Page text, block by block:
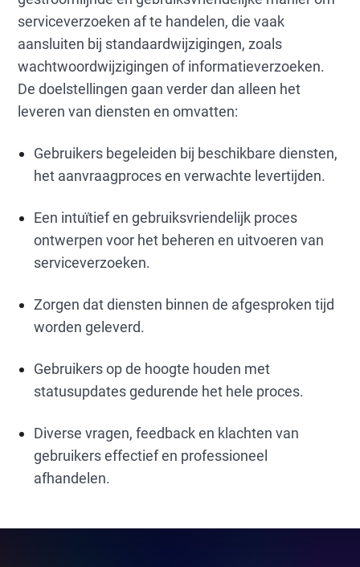
serviceverzoeken af te handelen, die vaak
aansluiten bij standaardwijzigingen, zoals
wachtwoordwijzigingen of informatieverzoeken.
De doelstellingen gaan verder dan alleen het
leveren van diensten en omvatten:
Gebruikers begeleiden bij beschikbare diensten,
het aanvraagproces en verwachte levertijden.
Een intuïtief en gebruiksvriendelijk proces
ontwerpen voor het beheren en uitvoeren van
serviceverzoeken.
Zorgen dat diensten binnen de afgesproken tijd
worden geleverd.
Gebruikers op de hoogte houden met
statusupdates gedurende het hele proces.
Diverse vragen, feedback en klachten van
gebruikers effectief en professioneel
afhandelen.